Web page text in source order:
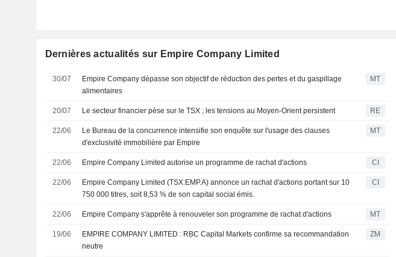
Dernières actualités sur Empire Company Limited
30/07
Empire Company dépasse son objectif de réduction des pertes et du gaspillage
alimentaires
MT
20/07 Le secteur financier pèse sur le TSX ; les tensions au Moyen-Orient persistent RE
22/06
Le Bureau de la concurrence intensifie son enquête sur l'usage des clauses
d'exclusivité immobilière par Empire
MT
22/06 Empire Company Limited autorise un programme de rachat d'actions CI
22/06
Empire Company Limited (TSX:EMP.A) annonce un rachat d'actions portant sur 10
750 000 titres, soit 8,53 % de son capital social émis.
CI
22/06 Empire Company s'apprête à renouveler son programme de rachat d'actions MT
19/06
EMPIRE COMPANY LIMITED : RBC Capital Markets confirme sa recommandation
neutre
ZM